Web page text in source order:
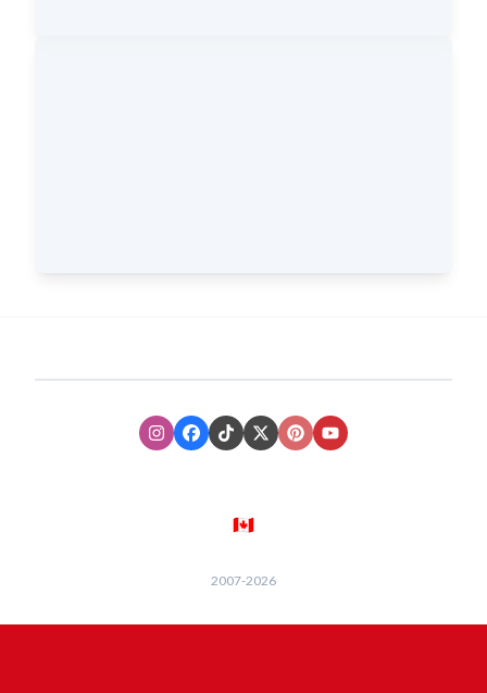
InstagramFacebook
TikTokXTwitter
PinterestYoutube
🇨🇦
2007-2026